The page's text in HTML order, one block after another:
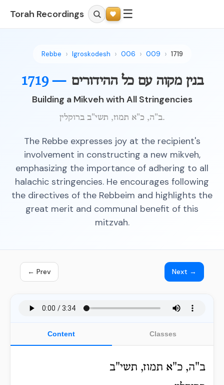
Torah Recordings ☰
Rebbe Igroskodesh 006 009 1719
1719 — בנין מקוה עם כל ההידורים
Building a Mikveh with All Stringencies
ב"ה, כ"א תמוז, תשי"ב ברוקלין.
The Rebbe expresses joy at the recipient's
involvement in constructing a new mikveh,
emphasizing the importance of adhering to all
halachic stringencies. He encourages following
the directives of the Rebbeim and highlights the
great merit and communal benefit of this
mitzvah.
← Prev Next →
Content Classes
ב"ה, כ"א תמוז, תשי"ב